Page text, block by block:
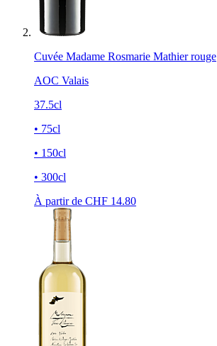
Cuvée Madame Rosmarie Mathier rouge
AOC Valais
37.5cl
• 75cl
• 150cl
• 300cl
À partir de CHF 14.80